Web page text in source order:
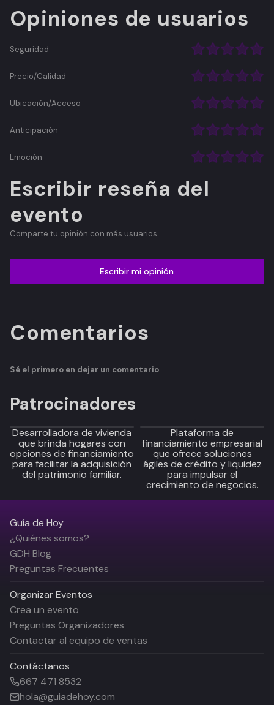
Opiniones de usuarios
Seguridad
Precio/Calidad
Ubicación/Acceso
Anticipación
Emoción
Escribir reseña del
evento
Comparte tu opinión con más usuarios
Escribir mi opinión
Comentarios
Sé el primero en dejar un comentario
Patrocinadores
Desarrolladora de vivienda
que brinda hogares con
opciones de financiamiento
para facilitar la adquisición
del patrimonio familiar.
Plataforma de
financiamiento empresarial
que ofrece soluciones
ágiles de crédito y liquidez
para impulsar el
crecimiento de negocios.
Guía de Hoy
¿Quiénes somos?
GDH Blog
Preguntas Frecuentes
Organizar Eventos
Crea un evento
Preguntas Organizadores
Contactar al equipo de ventas
Contáctanos
667 471 8532
hola@guiadehoy.com